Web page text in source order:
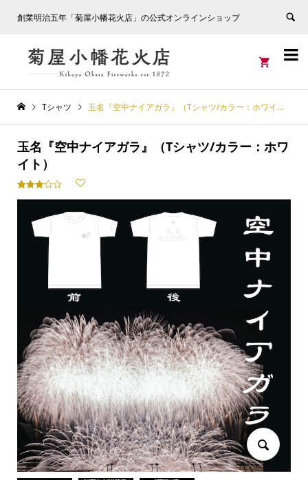
創業明治五年「菊屋小幡花火店」の公式オンラインショップ


Tシャツ 玉名『空中ナイアガラ』（Tシャツ/カラー：ホワイト）
玉名『空中ナイアガラ』（Tシャツ/カラー：ホワ
イト）
based
customer